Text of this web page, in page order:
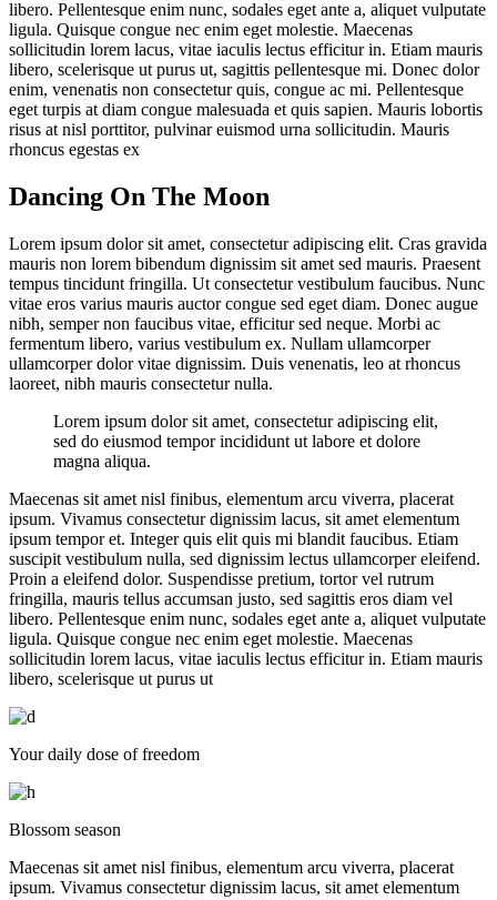
libero. Pellentesque enim nunc, sodales eget ante a, aliquet vulputate
ligula. Quisque congue nec enim eget molestie. Maecenas
sollicitudin lorem lacus, vitae iaculis lectus efficitur in. Etiam mauris
libero, scelerisque ut purus ut, sagittis pellentesque mi. Donec dolor
enim, venenatis non consectetur quis, congue ac mi. Pellentesque
eget turpis at diam congue malesuada et quis sapien. Mauris lobortis
risus at nisl porttitor, pulvinar euismod urna sollicitudin. Mauris
rhoncus egestas ex
Dancing On The Moon
Lorem ipsum dolor sit amet, consectetur adipiscing elit. Cras gravida
mauris non lorem bibendum dignissim sit amet sed mauris. Praesent
tempus tincidunt fringilla. Ut consectetur vestibulum faucibus. Nunc
vitae eros varius mauris auctor congue sed eget diam. Donec augue
nibh, semper non faucibus vitae, efficitur sed neque. Morbi ac
fermentum libero, varius vestibulum ex. Nullam ullamcorper
ullamcorper dolor vitae dignissim. Duis venenatis, leo at rhoncus
laoreet, nibh mauris consectetur nulla.
Lorem ipsum dolor sit amet, consectetur adipiscing elit,
sed do eiusmod tempor incididunt ut labore et dolore
magna aliqua.
Maecenas sit amet nisl finibus, elementum arcu viverra, placerat
ipsum. Vivamus consectetur dignissim lacus, sit amet elementum
ipsum tempor et. Integer quis elit quis mi blandit faucibus. Etiam
suscipit vestibulum nulla, sed dignissim lectus ullamcorper eleifend.
Proin a eleifend dolor. Suspendisse pretium, tortor vel rutrum
fringilla, mauris tellus accumsan justo, sed sagittis eros diam vel
libero. Pellentesque enim nunc, sodales eget ante a, aliquet vulputate
ligula. Quisque congue nec enim eget molestie. Maecenas
sollicitudin lorem lacus, vitae iaculis lectus efficitur in. Etiam mauris
libero, scelerisque ut purus ut
Your daily dose of freedom
Blossom season
Maecenas sit amet nisl finibus, elementum arcu viverra, placerat
ipsum. Vivamus consectetur dignissim lacus, sit amet elementum